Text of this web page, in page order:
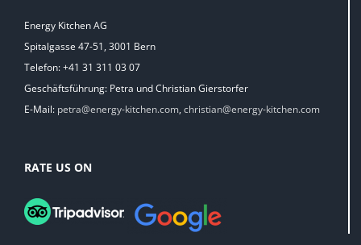
Energy Kitchen AG
Spitalgasse 47-51, 3001 Bern
Telefon: +41 31 311 03 07
Geschäftsführung: Petra und Christian Gierstorfer
E-Mail: petra@energy-kitchen.com, christian@energy-kitchen.com
RATE US ON